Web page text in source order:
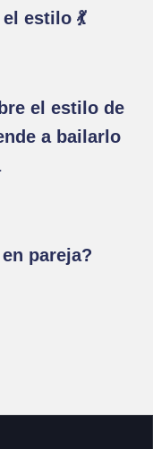
estilo 💃
el estilo de
a bailarlo
pareja?